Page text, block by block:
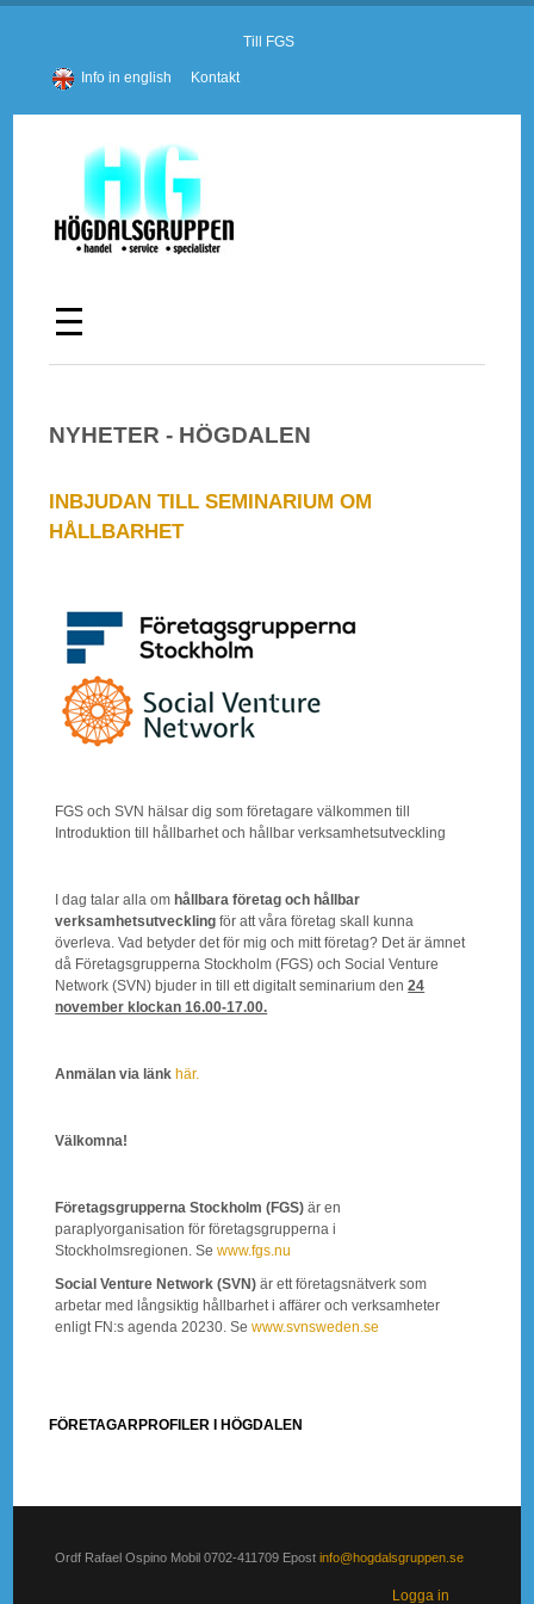
Till FGS
Info in english Kontakt
NYHETER - HÖGDALEN
INBJUDAN TILL SEMINARIUM OM
HÅLLBARHET
FGS och SVN hälsar dig som företagare välkommen till
Introduktion till hållbarhet och hållbar verksamhetsutveckling
I dag talar alla om hållbara företag och hållbar
verksamhetsutveckling för att våra företag skall kunna
överleva. Vad betyder det för mig och mitt företag? Det är ämnet
då Företagsgrupperna Stockholm (FGS) och Social Venture
Network (SVN) bjuder in till ett digitalt seminarium den24
november klockan 16.00-17.00.
Anmälan via länk här.
Välkomna!
Företagsgrupperna Stockholm (FGS)är en
paraplyorganisation för företagsgrupperna i
Stockholmsregionen. Sewww.fgs.nu
Social Venture Network (SVN) är ett företagsnätverk som
arbetar med långsiktig hållbarhet i affärer och verksamheter
enligt FN:s agenda 20230. Sewww.svnsweden.se
FÖRETAGARPROFILER I HÖGDALEN
Ordf Rafael Ospino Mobil 0702-411709 Epostinfo@hogdalsgruppen.se
Logga in